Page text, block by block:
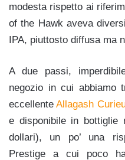
modesta rispetto ai
of the Hawk aveva
IPA, piuttosto diffusa ma
A due passi,
negozio in cui abbiamo
eccellenteAllagash
e disponibile in
dollari), un po’ una
Prestige a cui poco